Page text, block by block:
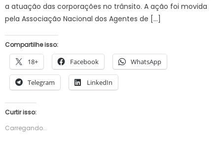
a atuação das corporações no trânsito. A ação foi movida
pela Associação Nacional dos Agentes de […]
Compartilhe isso:
18+ Facebook WhatsApp
Telegram LinkedIn
Curtir isso:
Carregando...